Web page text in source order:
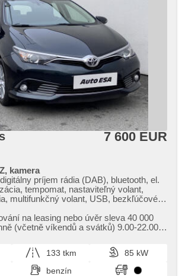
7 600 EUR
kamera
príjem rádia (DAB), bluetooth, el.
tempomat, nastaviteľný volant,
multifunkčný volant, USB, bezkľúčové
vyhrievané zrkadlá, posilňovač
stabilizácia podvozka (ESP),
na leasing nebo úvěr sleva 40 000
(včetně víkendů a svátků) 9.00​-22.00
133 tkm
85 kW
benzín